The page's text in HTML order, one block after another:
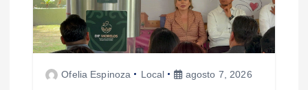
Ofelia Espinoza Local agosto 7, 2026